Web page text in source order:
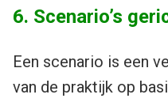
6. Scenario’s
Een scenario is een
van de praktijk op